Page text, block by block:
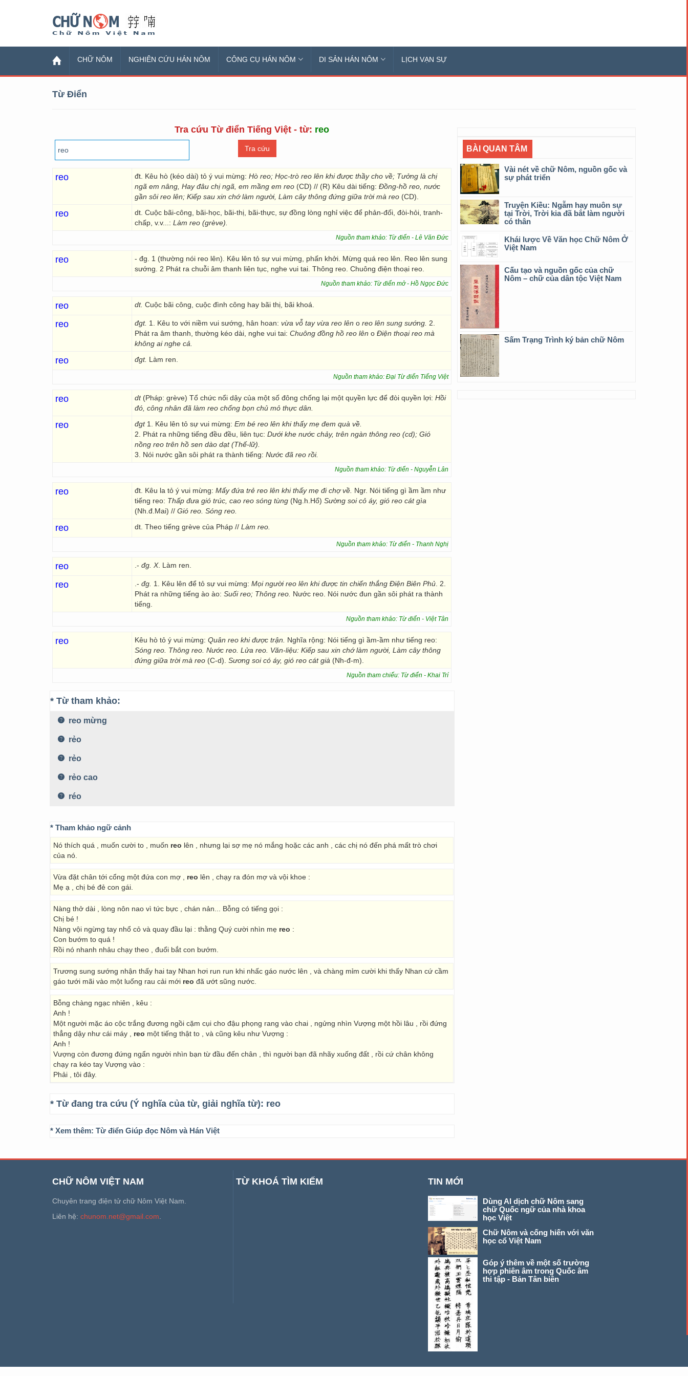
CHỮ NÔM NGHIÊN CỨU HÁN NÔM CÔNG CỤ HÁN NÔM DI SẢN HÁN NÔM LỊCH VẠN SỰ
Từ Điển
Tra cứu Từ điển Tiếng Việt - từ: reo
reo đt. Kêu hò (kéo dài) tỏ ý vui mừng: Hò reo; Học-trò reo lên khi được thầy cho về; Tưởng là chị
ngã em nâng, Hay đâu chị ngã, em mầng em reo (CD) // (R) Kêu dài tiếng: Đồng-hồ reo, nước
gần sôi reo lên; Kiếp sau xin chớ làm người, Làm cây thông đứng giữa trời mà reo (CD).
reo
dt. Cuộc bãi-công, bãi-học, bãi-thị, bãi-thực, sự đồng lòng nghỉ việc để phản-đối, đòi-hỏi, tranh-
chấp, v.v...: Làm reo (grève).
Nguồn tham khảo: Từ điển - Lê Văn Đức
reo
- đg. 1 (thường nói reo lên). Kêu lên tỏ sự vui mừng, phấn khởi. Mừng quá reo lên. Reo lên sung
sướng. 2 Phát ra chuỗi âm thanh liên tục, nghe vui tai. Thông reo. Chuông điện thoại reo.
Nguồn tham khảo: Từ điển mở - Hồ Ngọc Đức
reo dt. Cuộc bãi công, cuộc đình công hay bãi thị, bãi khoá.
reo đgt. 1. Kêu to với niềm vui sướng, hân hoan: vừa vỗ tay vừa reo lên o reo lên sung sướng. 2.
Phát ra âm thanh, thường kéo dài, nghe vui tai: Chuông đồng hồ reo lên o Điện thoại reo mà
không ai nghe cả.
reo đgt. Làm ren.
Nguồn tham khảo: Đại Từ điển Tiếng Việt
reo dt (Pháp: grève) Tổ chức nổi dậy của một số đông chống lại một quyền lực để đòi quyền lợi: Hồi
đó, công nhân đã làm reo chống bọn chủ mỏ thực dân.
reo đgt 1. Kêu lên tỏ sự vui mừng: Em bé reo lên khi thấy mẹ đem quà về.
2. Phát ra những tiếng đều đều, liên tục: Dưới khe nước chảy, trên ngàn thông reo (cd); Gió
nồng reo trên hồ sen dào dạt (Thế-lữ).
3. Nói nước gần sôi phát ra thành tiếng: Nước đã reo rồi.
Nguồn tham khảo: Từ điển - Nguyễn Lân
reo đt. Kêu la tỏ ý vui mừng: Mấy đứa trẻ reo lên khi thấy mẹ đi chợ về. Ngr. Nói tiếng gì ầm ầm như
tiếng reo: Thấp đưa gió trúc, cao reo sóng tùng (Ng.h.Hổ) Sường soi cỏ áy, gió reo cát gìa
(Nh.đ.Mai) // Gió reo. Sóng reo.
reo dt. Theo tiếng grève của Pháp // Làm reo.
Nguồn tham khảo: Từ điển - Thanh Nghị
reo .- đg. X. Làm ren.
reo .- đg. 1. Kêu lên để tỏ sự vui mừng: Mọi người reo lên khi được tin chiến thắng Điện Biên Phủ . 2.
Phát ra những tiếng ào ào: Suối reo; Thông reo. Nước reo. Nói nước đun gần sôi phát ra thành
tiếng.
Nguồn tham khảo: Từ điển - Việt Tân
reo Kêu hò tỏ ý vui mừng: Quân reo khi được trận. Nghĩa rộng: Nói tiếng gì ầm-ầm như tiếng reo:
Sóng reo. Thông reo. Nước reo. Lửa reo. Văn-liệu: Kiếp sau xin chớ làm người, Làm cây thông
đứng giữa trời mà reo (C-d). Sương soi có áy, gió reo cát già (Nh-đ-m).
Nguồn tham chiếu: Từ điển - Khai Trí
* Từ tham khảo:
reo mừng
rẻo
rẻo
rẻo cao
réo
* Tham khảo ngữ cảnh
Nó thích quá , muốn cười to , muốn reo lên , nhưng lại sợ mẹ nó mắng hoặc các anh , các chị nó đến phá mất trò chơi
của nó.
Vừa đặt chân tới cổng một đứa con mợ , reo lên , chạy ra đón mợ và vội khoe :
Mẹ ạ , chị bé đẻ con gái.
Nàng thở dài , lòng nôn nao vì tức bực , chán nản... Bỗng có tiếng gọi :
Chị bé !
Nàng vội ngừng tay nhổ cỏ và quay đầu lại : thằng Quý cười nhìn mẹ reo :
Con bướm to quá !
Rồi nó nhanh nhảu chạy theo , đuổi bắt con bướm.
Trương sung sướng nhận thấy hai tay Nhan hơi run run khi nhấc gáo nước lên , và chàng mỉm cười khi thấy Nhan cứ cầm
gáo tưới mãi vào một luống rau cải mới reo đã ướt sũng nước.
Bỗng chàng ngạc nhiên , kêu :
Anh !
Một người mặc áo cộc trắng đương ngồi cặm cụi cho đậu phọng rang vào chai , ngửng nhìn Vượng một hồi lâu , rồi đứng
thẳng dậy như cái máy , reo một tiếng thật to , và cũng kêu như Vượng :
Anh !
Vượng còn đương đứng ngẩn người nhìn bạn từ đầu đến chân , thì người bạn đã nhãy xuống đất , rồi cứ chân không
chạy ra kéo tay Vượng vào :
Phải , tôi đây.
* Từ đang tra cứu (Ý nghĩa của từ, giải nghĩa từ): reo
* Xem thêm: Từ điển Giúp đọc Nôm và Hán Việt
BÀI QUAN TÂM
Vài nét về chữ Nôm, nguồn gốc và
sự phát triển
Truyện Kiều: Ngẫm hay muôn sự
tại Trời, Trời kia đã bắt làm người
có thân
Khái lược Về Văn học Chữ Nôm Ở
Việt Nam
Cấu tạo và nguồn gốc của chữ
Nôm – chữ của dân tộc Việt Nam
Sấm Trạng Trình ký bản chữ Nôm
CHỮ NÔM VIỆT NAM
Chuyên trang điện tử chữ Nôm Việt Nam.
Liên hệ: chunom.net@gmail.com
TỪ KHOÁ TÌM KIẾM TIN MỚI
Dùng AI dịch chữ Nôm sang
chữ Quốc ngữ của nhà khoa
học Việt
Chữ Nôm và cống hiến với văn
học cổ Việt Nam
Góp ý thêm về một số trường
hợp phiên âm trong Quốc âm
thi tập - Bản Tân biên